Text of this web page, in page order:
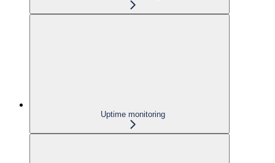
Uptime monitoring